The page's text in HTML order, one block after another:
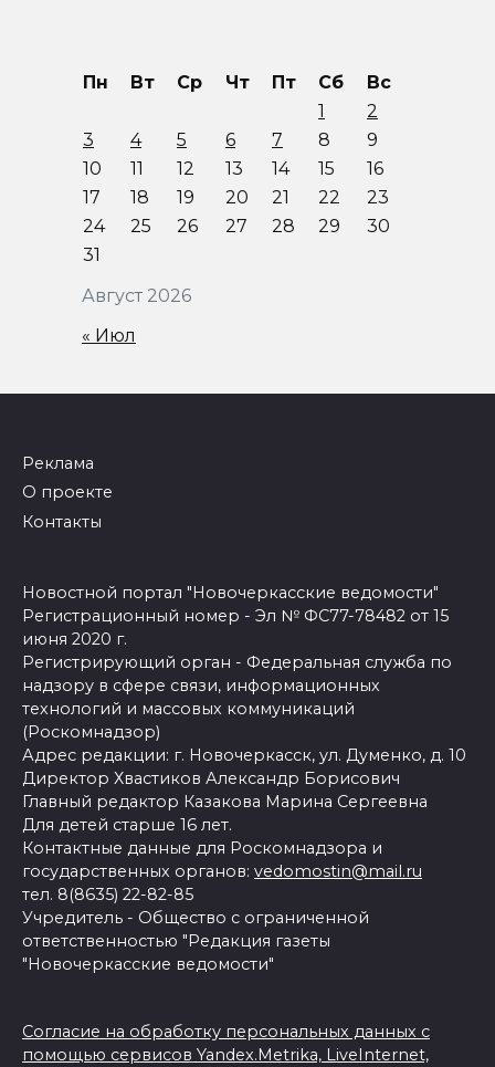
Август 2026
Пн Вт Ср Чт Пт Сб
Вс
1
2
3
4 5 6 7 8
9
10
11 12 13 14 15
16
17
18 19 20 21 22
23
24
25 26 27 28 29
30
31
« Июл
Реклама
О проекте
Контакты
Новостной портал "Новочеркасские ведомости"
Регистрационный номер - Эл № ФС77-78482 от 15
июня 2020 г.
Регистрирующий орган - Федеральная служба по
надзору в сфере связи, информационных
технологий и массовых коммуникаций
(Роскомнадзор)
Адрес редакции: г. Новочеркасск, ул. Думенко, д. 10
Директор Хвастиков Александр Борисович
Главный редактор Казакова Марина Сергеевна
Для детей старше 16 лет.
Контактные данные для Роскомнадзора и
государственных органов: vedomostin@mail.ru
тел. 8(8635) 22-82-85
Учредитель - Общество с ограниченной
ответственностью "Редакция газеты
"Новочеркасские ведомости"
Согласие на обработку персональных данных с
помощью сервисов Yandex.Metrika, LiveInternet,